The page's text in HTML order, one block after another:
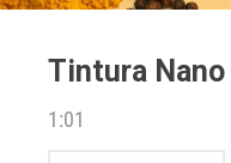
Tintura
1:01